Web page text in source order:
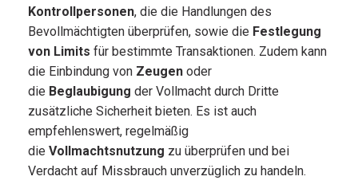
Kontrollpersonen, die die Handlungen des
Bevollmächtigten überprüfen, sowie die Festlegung
von Limits für bestimmte Transaktionen. Zudem kann
die Einbindung von Zeugen oder
die Beglaubigung der Vollmacht durch Dritte
zusätzliche Sicherheit bieten. Es ist auch
empfehlenswert, regelmäßig
die Vollmachtsnutzung zu überprüfen und bei
Verdacht auf Missbrauch unverzüglich zu handeln.